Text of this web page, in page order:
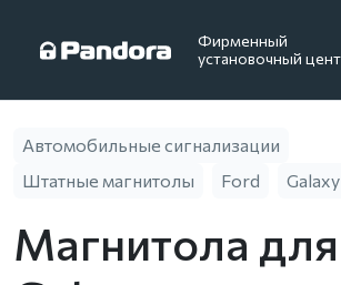
Фирменный
установочный
Автомобильные сигнализации
Штатные магнитолы
Ford Galaxy
Магнитола